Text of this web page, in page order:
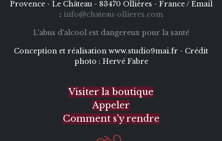
Provence - Le Château - 83470 Ollières - France / Email
: info@chateau-ollieres.com
L'abus d'alcool est dangereux pour la santé
Conception et réalisation www.studio9mai.fr - Crédit
photo : Hervé Fabre
Visiter la boutique
Appeler
Comment s'y rendre